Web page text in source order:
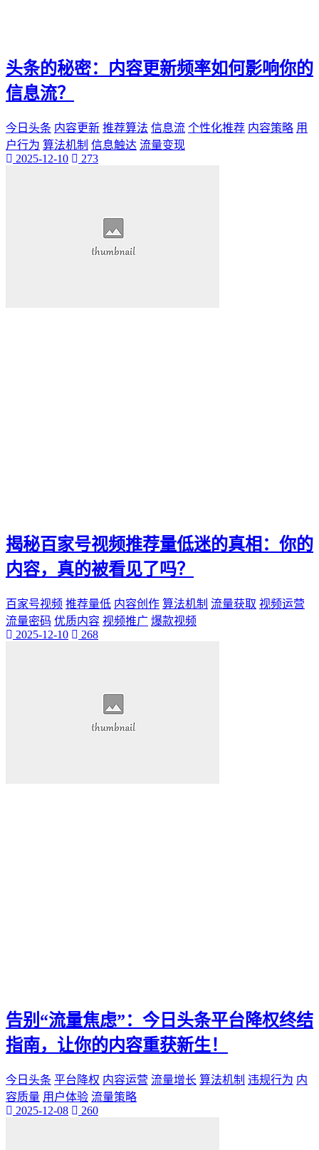
头条的秘密：内容更新频率如何影响你的
信息流？
今日头条 内容更新 推荐算法 信息流 个性化推荐 内容策略 用
户行为 算法机制 信息触达 流量变现
2025-12-10
273
揭秘百家号视频推荐量低迷的真相：你的
内容，真的被看见了吗？
百家号视频 推荐量低 内容创作 算法机制 流量获取 视频运营
流量密码 优质内容 视频推广 爆款视频
2025-12-10
268
告别“流量焦虑”：今日头条平台降权终结
指南，让你的内容重获新生！
今日头条 平台降权 内容运营 流量增长 算法机制 违规行为 内
容质量 用户体验 流量策略
2025-12-08
260